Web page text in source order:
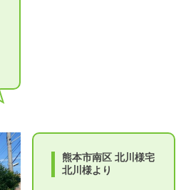
熊本市南区 北川様宅
北川様より